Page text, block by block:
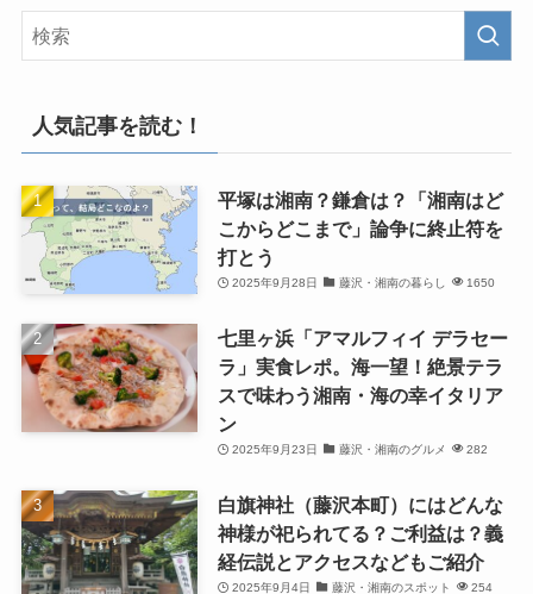
人気記事を読む！
平塚は湘南？鎌倉は？「湘南はど
こからどこまで」論争に終止符を
打とう
2025年9月28日 藤沢・湘南の暮らし 1650
七里ヶ浜「アマルフィイ デラセー
ラ」実食レポ。海一望！絶景テラ
スで味わう湘南・海の幸イタリア
ン
2025年9月23日 藤沢・湘南のグルメ 282
白旗神社（藤沢本町）にはどんな
神様が祀られてる？ご利益は？義
経伝説とアクセスなどもご紹介
2025年9月4日 藤沢・湘南のスポット 254